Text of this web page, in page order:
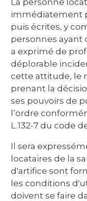
immédiatement
puis écrites, y
personnes ayant
a exprimé de
déplorable
cette attitude, le
prenant la
ses pouvoirs de
l’ordre
L.132-7 du code
Il sera
locataires de la
d'artifice sont
les conditions
doivent se faire